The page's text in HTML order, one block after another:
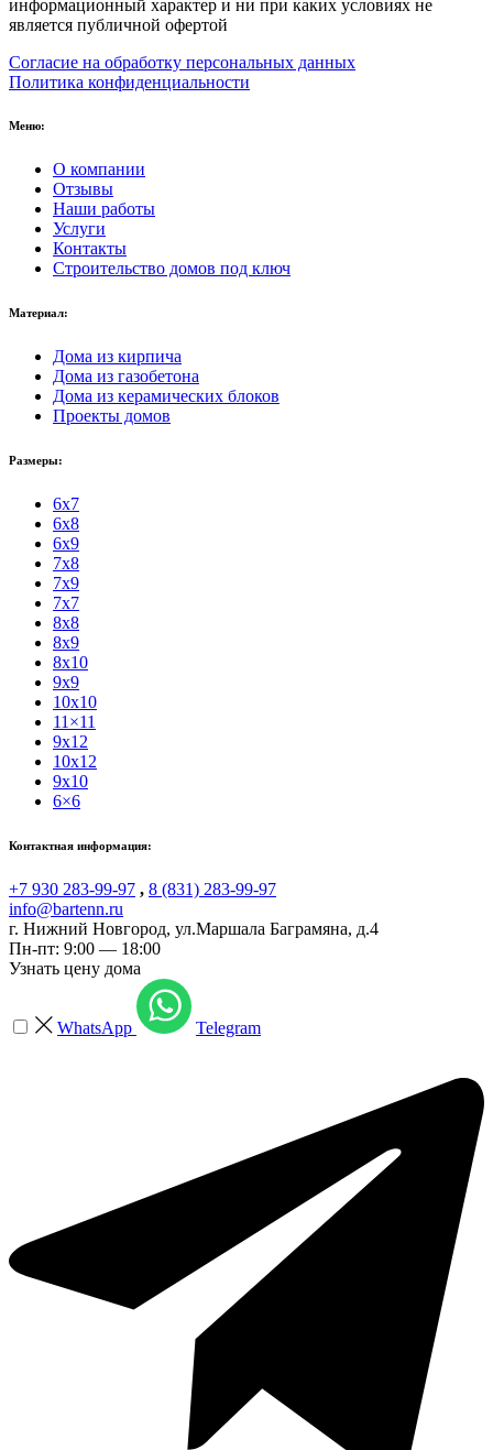
информационный характер и ни при каких условиях не
является публичной офертой
Согласие на обработку персональных данных
Политика конфиденциальности
Меню:
О компании
Отзывы
Наши работы
Услуги
Контакты
Строительство домов под ключ
Материал:
Дома из кирпича
Дома из газобетона
Дома из керамических блоков
Проекты домов
Размеры:
6x7
6x8
6x9
7x8
7x9
7x7
8x8
8x9
8x10
9x9
10x10
11×11
9x12
10x12
9x10
6×6
Контактная информация:
+7 930 283-99-97 , 8 (831) 283-99-97
info@bartenn.ru
г. Нижний Новгород, ул.Маршала Баграмяна, д.4
Пн-пт: 9:00 — 18:00
Узнать цену дома
WhatsApp Telegram